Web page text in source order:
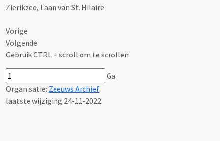
Zierikzee, Laan van St. Hilaire
Vorige
Volgende
Gebruik CTRL + scroll om te scrollen
Ga
Organisatie: Zeeuws Archief
laatste wijziging 24-11-2022